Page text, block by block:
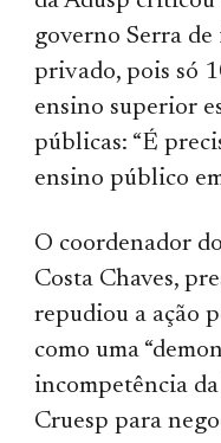
governo Serra
privado, pois só
ensino superior
públicas: “É
ensino público
O coordenador
Costa Chaves,
repudiou a ação
como uma
incompetência
Cruesp para